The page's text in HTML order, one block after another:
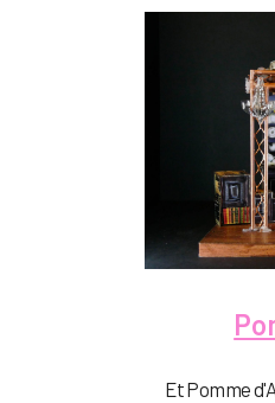
Et Pomme